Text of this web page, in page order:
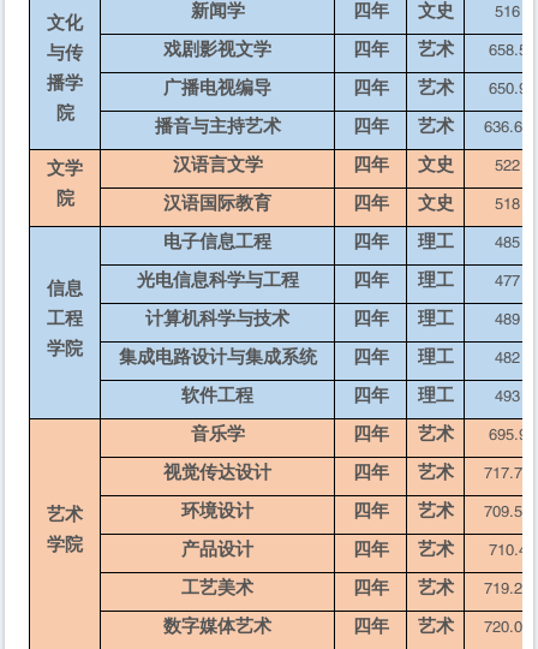
文化
与传
播学
院
新闻学 四年 文史 516
戏剧影视文学 四年 艺术 658.5
广播电视编导 四年 艺术 650.9
播音与主持艺术 四年 艺术 636.67
文学
院
汉语言文学 四年 文史 522
汉语国际教育 四年 文史 518
信息
工程
学院
电子信息工程 四年 理工 485
光电信息科学与工程 四年 理工 477
计算机科学与技术 四年 理工 489
集成电路设计与集成系统 四年 理工 482
软件工程 四年 理工 493
艺术
学院
音乐学 四年 艺术 695.9
视觉传达设计 四年 艺术 717.77
环境设计 四年 艺术 709.57
产品设计 四年 艺术 710.4
工艺美术 四年 艺术 719.27
数字媒体艺术 四年 艺术 720.09